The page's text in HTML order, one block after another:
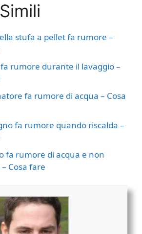
stufa a pellet fa rumore​​ –
rumore durante il lavaggio​​ –
fa rumore di acqua​​ – Cosa
fa rumore quando riscalda​​ –
fa rumore di acqua e non
Cosa fare